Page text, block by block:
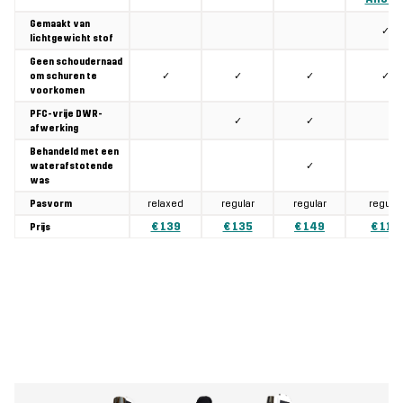
Gemaakt van
lichtgewicht stof
✓
Geen schoudernaad
om schuren te
voorkomen
✓ ✓ ✓ ✓
PFC-vrije DWR-
afwerking
✓ ✓
Behandeld met een
waterafstotende
was
✓
Pasvorm relaxed regular regular regular
Prijs € 139 € 135 € 149 € 119